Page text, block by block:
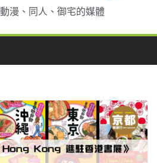
漫、同人、御宅的媒體